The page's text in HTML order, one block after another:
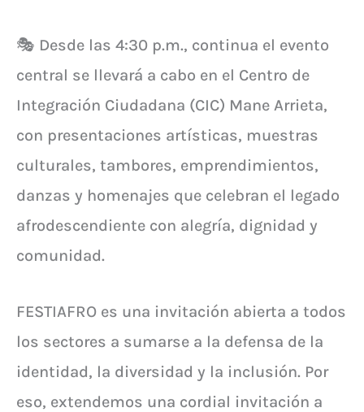
🎭 Desde las 4:30 p.m., continua el evento
central se llevará a cabo en el Centro de
Integración Ciudadana (CIC) Mane Arrieta,
con presentaciones artísticas, muestras
culturales, tambores, emprendimientos,
danzas y homenajes que celebran el legado
afrodescendiente con alegría, dignidad y
comunidad.
FESTIAFRO es una invitación abierta a todos
los sectores a sumarse a la defensa de la
identidad, la diversidad y la inclusión. Por
eso, extendemos una cordial invitación a